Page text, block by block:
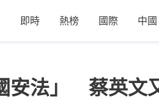
即時 熱榜 國際 中國
安法」 蔡英文